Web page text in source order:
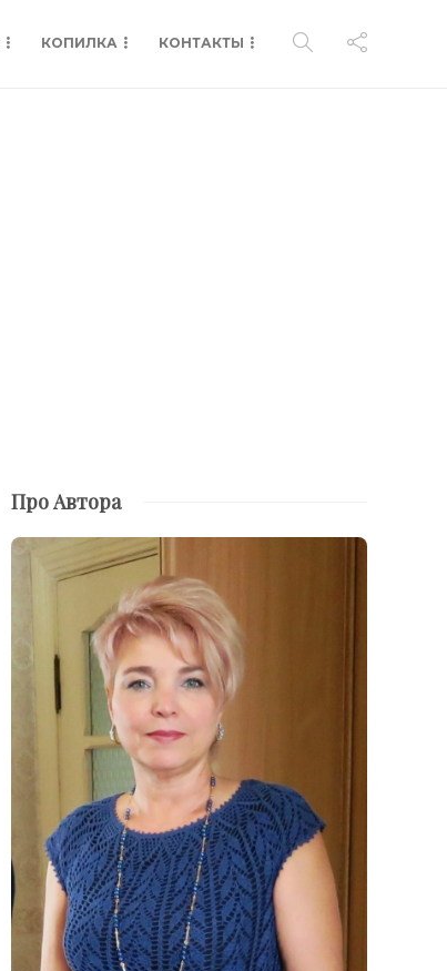
КОПИЛКА КОНТАКТЫ
Про Автора